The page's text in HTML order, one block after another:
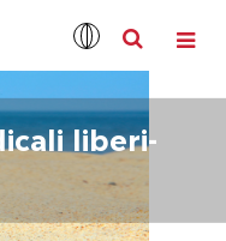
liberi-